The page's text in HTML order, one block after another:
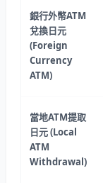
銀行外幣ATM
兌換日元
(Foreign
Currency
ATM)
當地ATM提取
日元(Local
ATM
Withdrawal)